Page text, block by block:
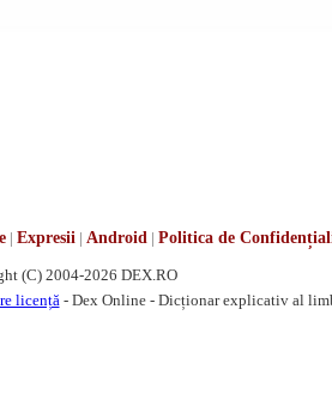
| Expresii | Android | Politica de
(C) 2004-2026 DEX.RO
licență - Dex Online - Dicționar explicativ al